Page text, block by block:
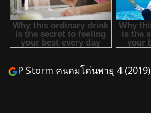
P Storm คนคมโค่นพายุ 4 (2019)